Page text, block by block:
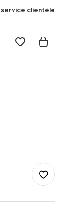
service clientèle